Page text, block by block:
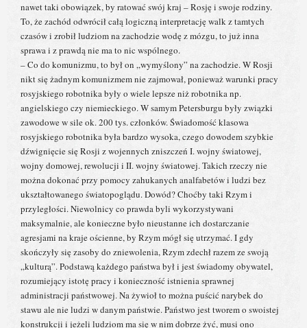
nawet taki obowiązek, by ratować swój kraj – Rosję i swoje rodziny.
To, że zachód odwrócił całą logiczną interpretację walk z tamtych
czasów i zrobił ludziom na zachodzie wodę z mózgu, to już inna
sprawa i z prawdą nie ma to nic wspólnego.
– Co do komunizmu, to był on „wymyślony” na zachodzie. W Rosji
nikt się żadnym komunizmem nie zajmował, ponieważ warunki pracy
rosyjskiego robotnika były o wiele lepsze niż robotnika np.
angielskiego czy niemieckiego. W samym Petersburgu były związki
zawodowe w sile ok. 200 tys. członków. Świadomość klasowa
rosyjskiego robotnika była bardzo wysoka, czego dowodem szybkie
dźwignięcie się Rosji z wojennych zniszczeń I. wojny światowej,
wojny domowej, rewolucji i II. wojny światowej. Takich rzeczy nie
można dokonać przy pomocy zahukanych analfabetów i ludzi bez
ukształtowanego światopoglądu. Dowód? Choćby taki Rzym i
przyległości. Niewolnicy co prawda byli wykorzystywani
maksymalnie, ale konieczne było nieustanne ich dostarczanie
agresjami na kraje ościenne, by Rzym mógł się utrzymać. I gdy
skończyły się zasoby do zniewolenia, Rzym zdechł razem ze swoją
„kulturą”. Podstawą każdego państwa był i jest świadomy obywatel,
rozumiejący istotę pracy i konieczność istnienia sprawnej
administracji państwowej. Na żywioł to można puścić narybek do
stawu ale nie ludzi w danym państwie. Państwo jest tworem o swoistej
konstrukcji i jeżeli ludziom ma się w nim dobrze żyć, musi ono